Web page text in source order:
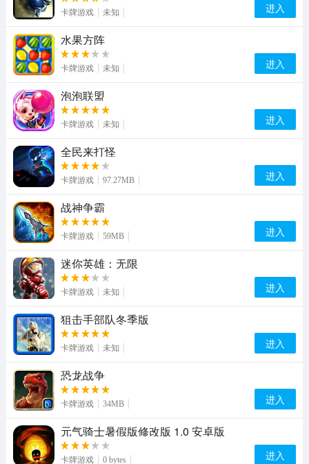
卡牌游戏 未知 进入
水果方阵
卡牌游戏 未知 进入
泡泡联盟
卡牌游戏 未知 进入
全民来打怪
卡牌游戏 97.27MB 进入
战神争霸
卡牌游戏 59MB 进入
迷你英雄：无限
卡牌游戏 未知 进入
狙击手部队冬季版
卡牌游戏 未知 进入
恐龙战争
卡牌游戏 34MB 进入
元气骑士暑假版修改版 1.0 安卓版
卡牌游戏 0 bytes 进入